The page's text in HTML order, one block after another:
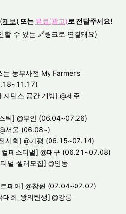
제보) 또는 유료(광고)로 전달주세요!
할 수 있는 🔗링크로 연결돼요)
는 농부사전 My Farmer's
지던스 공간 개방] @제주
틱] @부안 (06.04~07.26)
서울 (06.08~)
시회] @가평 (06.15~07.14)
페스티벌] @대구 (06.21~07.08)
벌 셀러모집] @안동
페어] @창원 (07.04~07.07)
회_왕의탄생] @강릉